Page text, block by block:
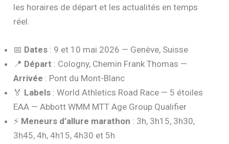
les horaires de départ et les actualités en temps
réel.
📅 Dates : 9 et 10 mai 2026 — Genève, Suisse
📍 Départ : Cologny, Chemin Frank Thomas —
Arrivée : Pont du Mont-Blanc
🏅 Labels : World Athletics Road Race — 5 étoiles
EAA — Abbott WMM MTT Age Group Qualifier
⚡ Meneurs d’allure marathon : 3h, 3h15, 3h30,
3h45, 4h, 4h15, 4h30 et 5h